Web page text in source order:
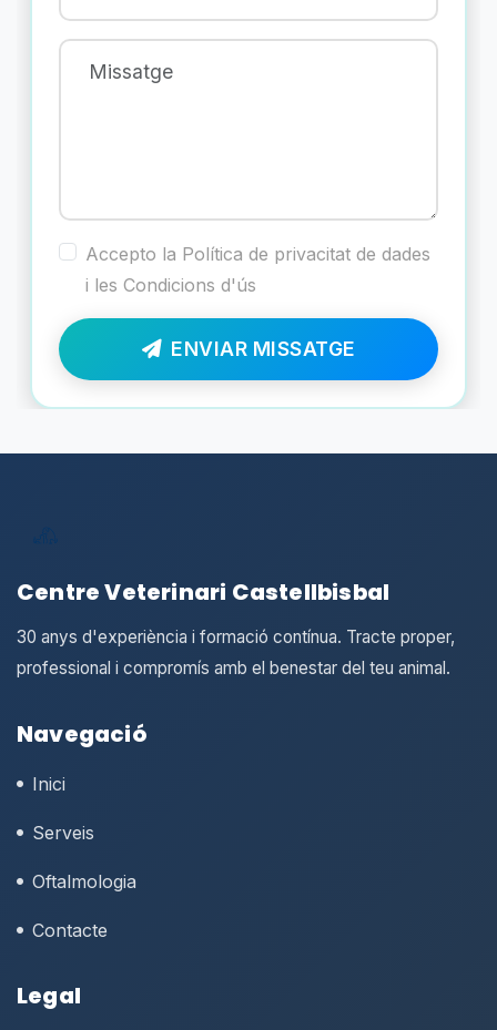
Accepto la Política de privacitat de dades
i les Condicions d'ús
ENVIAR MISSATGE
Centre Veterinari Castellbisbal
30 anys d'experiència i formació contínua. Tracte proper,
professional i compromís amb el benestar del teu animal.
Navegació
Inici
Serveis
Oftalmologia
Contacte
Legal